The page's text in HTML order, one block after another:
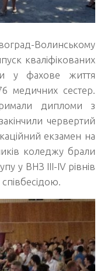
Волинському
кваліфікованих
у фахове життя
медичних сестер.
дипломи з
червертий
екзамен на
коледжу брали
у ВНЗ III-IV рівнів